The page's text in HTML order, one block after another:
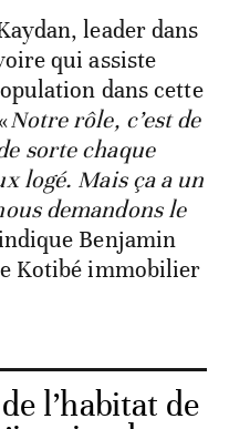
leader dans
qui assiste
dans cette
Notre rôle, c’est de
sorte chaque
logé. Mais ça a un
demandons le
Benjamin
Kotibé immobilier
l’habitat de